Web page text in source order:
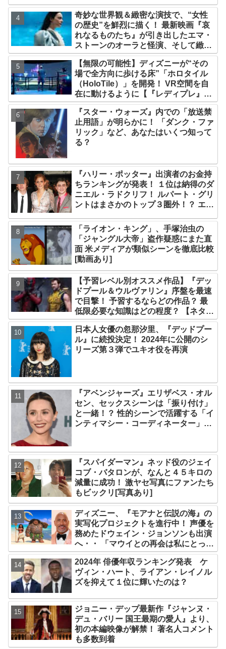
奇妙な世界観＆緻密な演技で、“女性
の歴史”を鮮烈に描く！ 最新映画『哀
れなるものたち』が引き出したエマ・
ストーンのオーラと怪演、そして緻密
すぎる演技力！ これは女性の“自由意
志”の物語［レビュー＆解説］
【無限の可能性】ディズニーが“その
場で全方向に歩ける床”「ホロタイル
（HoloTile）」を開発！ VR空間を自
在に動けるように【『レディプレ』実
現への大きな一歩？】
『スター・ウォーズ』内での「放送禁
止用語」が明らかに！ 「ダンク・ファ
リック」など、あなたはいくつ知って
る？
『ハリー・ポッター』出演者のお金持
ちランキングが発表！ １位は納得のダ
ニエル・ラドクリフ！ ルパート・グリ
ントはまさかのトップ３圏外！？ エ
２位に輝いたのは・・？
「ライオン・キング」、手塚治虫の
「ジャングル大帝」盗作疑惑にまた直
面 米メディアが類似シーンを徹底比較
[動画あり]
【予習レベル別オススメ作品】『デッ
ドプール＆ウルヴァリン』序盤を最速
で目撃！ 予習するならどの作品？ 最
低限必要な知識はどの程度？ 【ネタバ
レなし解説】
日本人女優の忽那汐里、『デッドプー
ル』に続投決定！ 2024年に公開のシ
リーズ第３弾でユキオ役を再演
『アベンジャーズ』エリザベス・オル
セン、セックスシーンは「振り付け」
と一緒！？ 性的シーンで活躍する「イ
ンティマシー・コーディネーター」の
『スパイダーマン』ネッド役のジェイ
コブ・バタロンが、なんと４５キロの
減量に成功！ 激ヤセ写真にファンたち
もビックリ[写真あり]
ディズニー、『モアナと伝説の海』の
実写化プロジェクトを進行中！ 声優を
務めたドウェイン・ジョンソンも出演
へ・・ 「マウイとの再会は私にとって
深い意味を持つ」
2024年 俳優年収ランキング発表 ケ
ヴィン・ハート、ライアン・レイノル
ズを抑えて１位に輝いたのは？
ジョニー・デップ最新作『ジャンヌ・
デュ・バリー 国王最期の愛人』より、
初の本編映像が解禁！ 著名人コメント
も多数到着